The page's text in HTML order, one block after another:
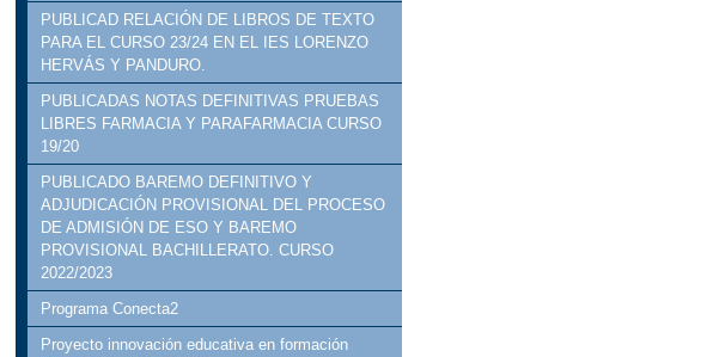
PUBLICAD RELACIÓN DE LIBROS DE TEXTO
PARA EL CURSO 23/24 EN EL IES LORENZO
HERVÁS Y PANDURO.
PUBLICADAS NOTAS DEFINITIVAS PRUEBAS
LIBRES FARMACIA Y PARAFARMACIA CURSO
19/20
PUBLICADO BAREMO DEFINITIVO Y
ADJUDICACIÓN PROVISIONAL DEL PROCESO
DE ADMISIÓN DE ESO Y BAREMO
PROVISIONAL BACHILLERATO. CURSO
2022/2023
Programa Conecta2
Proyecto innovación educativa en formación